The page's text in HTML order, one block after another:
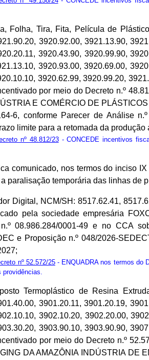
Folha, Tira, Fita, Película de
3920.92.00, 3921.13.90,
3920.43.90, 3920.99.90,
3920.93.00, 3920.69.00,
3920.62.99, 3920.99.20,
por meio do Decreto n.º
E COMÉRCIO DE
6, conforme Parecer de Análise
limite para a retomada da produção
nº 48.812/23- CONCEDE incentivos
comunicado, nos termos do inciso
paralisação temporária das linhas de
Digital, NCM/SH: 8517.62.41,
pela sociedade empresária
08.986.284/0001-49 e no CCA
e Proposição n.º 048/2026-
nº 52.572/25- ENQUADRA nos termos do
providências.
Termoplástico de Resina
3901.20.11, 3901.20.19,
3902.10.20, 3902.20.00,
3903.90.10, 3903.90.90,
por meio do Decreto n.º
DA AMAZÔNIA INDÚSTRIA DE